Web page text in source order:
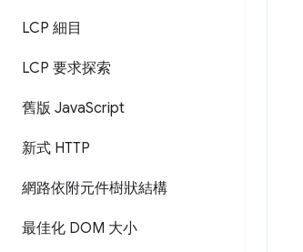
LCP 細目
LCP 要求探索
舊版 JavaScript
新式 HTTP
網路依附元件樹狀結構
最佳化 DOM 大小